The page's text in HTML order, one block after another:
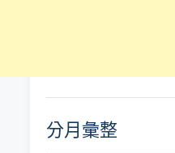
分月彙整